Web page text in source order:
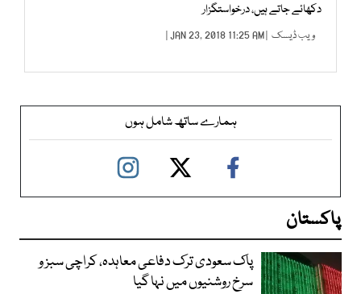
دکھائے جاتے ہیں، درخواستگزار
ویب ڈیسک | JAN 23, 2018 11:25 AM |
ہمارے ساتھ شامل ہوں
پاکستان
پاک سعودی ترک دفاعی معاہدہ، کراچی سبز و
سرخ روشنیوں میں نہا گیا